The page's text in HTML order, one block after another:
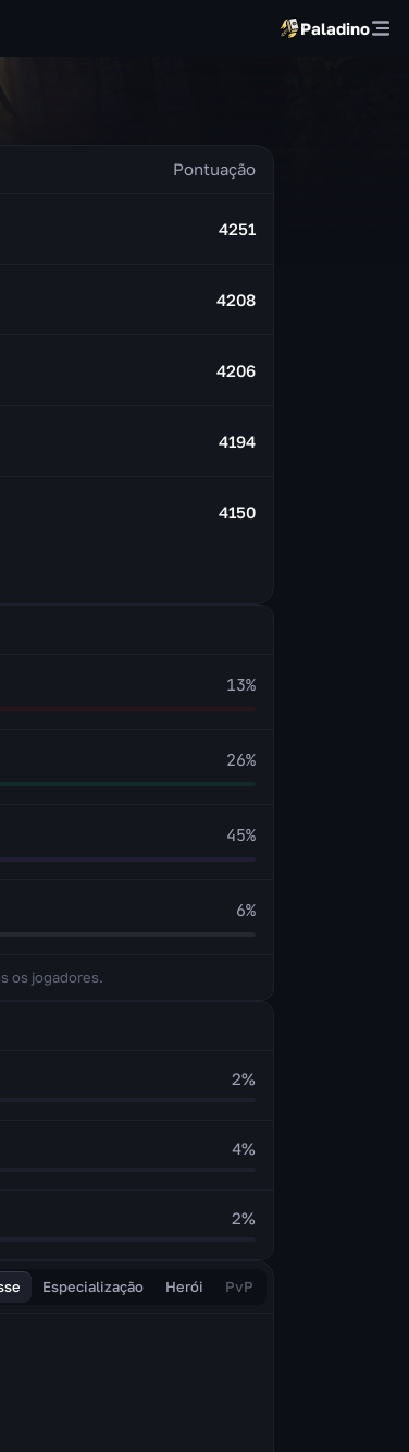
Paladino
4251
4208
4206
4194
4150
13%
26%
45%
6%
os jogadores.
2%
4%
2%
Especialização Herói PvP